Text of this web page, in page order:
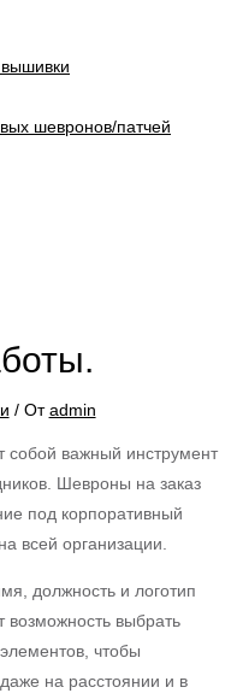
шевронов/патчей
/ Отadmin
важный инструмент
Шевроны на заказ
под корпоративный
всей организации.
должность и логотип
выбрать
чтобы
на расстоянии и в